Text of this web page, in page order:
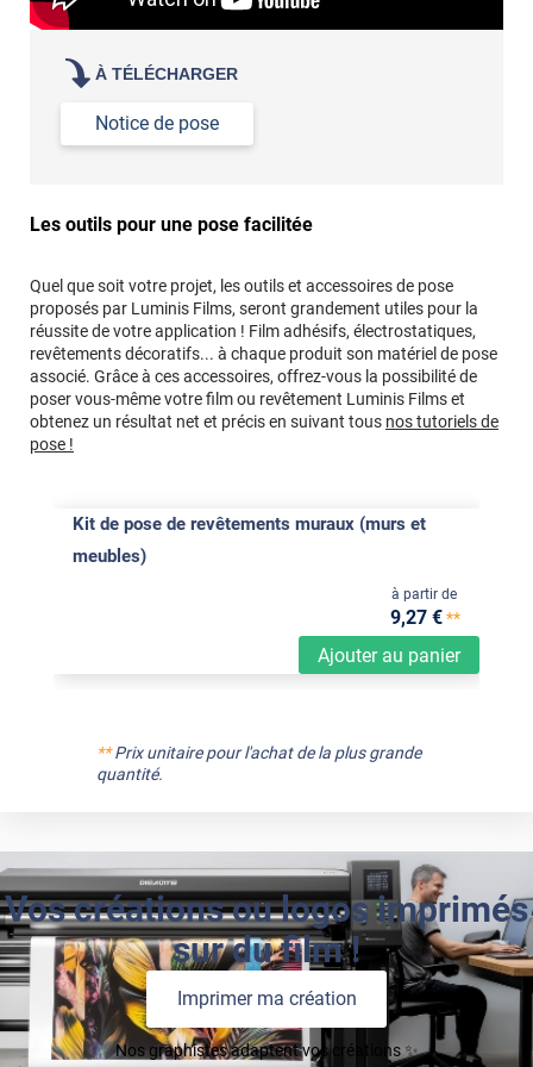
À TÉLÉCHARGER
Notice de pose
Les outils pour une pose facilitée
Quel que soit votre projet, les outils et accessoires de pose
proposés par Luminis Films, seront grandement utiles pour la
réussite de votre application ! Film adhésifs, électrostatiques,
revêtements décoratifs... à chaque produit son matériel de pose
associé. Grâce à ces accessoires, offrez-vous la possibilité de
poser vous-même votre film ou revêtement Luminis Films et
obtenez un résultat net et précis en suivant tous nos tutoriels de
pose !
Kit de pose de revêtements muraux (murs et
meubles)
Ajouter au panier
à partir de
9,27 €**
**Prix unitaire pour l'achat de la plus grande
quantité.
Vos créations ou logos imprimés
sur du film !
Imprimer ma création
Nos graphistes adaptent vos créations ✨